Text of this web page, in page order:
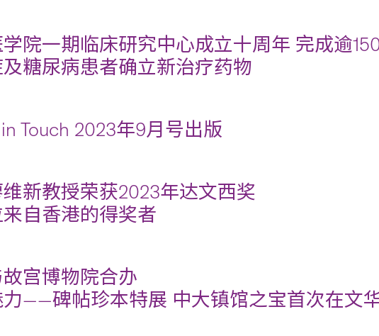
院一期临床研究中心成立十周年 完成逾
糖尿病患者确立新治疗药物
Touch 2023年9月号出版
新教授荣获2023年达文西奖
自香港的得奖者
宫博物院合办
——碑帖珍本特展 中大镇馆之宝首次在文